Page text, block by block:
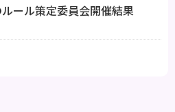
ール策定委員会開催結果